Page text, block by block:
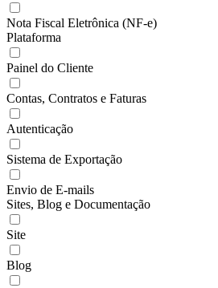
Nota Fiscal Eletrônica (NF-e)
Plataforma
Painel do Cliente
Contas, Contratos e Faturas
Autenticação
Sistema de Exportação
Envio de E-mails
Sites, Blog e Documentação
Site
Blog